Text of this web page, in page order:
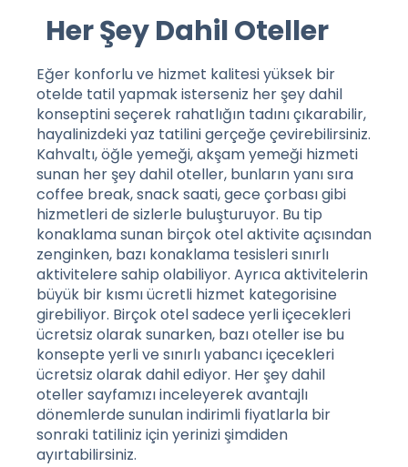
Her Şey Dahil Oteller
Eğer konforlu ve hizmet kalitesi yüksek bir
otelde tatil yapmak isterseniz her şey dahil
konseptini seçerek rahatlığın tadını çıkarabilir,
hayalinizdeki yaz tatilini gerçeğe çevirebilirsiniz.
Kahvaltı, öğle yemeği, akşam yemeği hizmeti
sunan her şey dahil oteller, bunların yanı sıra
coffee break, snack saati, gece çorbası gibi
hizmetleri de sizlerle buluşturuyor. Bu tip
konaklama sunan birçok otel aktivite açısından
zenginken, bazı konaklama tesisleri sınırlı
aktivitelere sahip olabiliyor. Ayrıca aktivitelerin
büyük bir kısmı ücretli hizmet kategorisine
girebiliyor. Birçok otel sadece yerli içecekleri
ücretsiz olarak sunarken, bazı oteller ise bu
konsepte yerli ve sınırlı yabancı içecekleri
ücretsiz olarak dahil ediyor. Her şey dahil
otellersayfamızı inceleyerek avantajlı
dönemlerde sunulan indirimli fiyatlarla bir
sonraki tatiliniz için yerinizi şimdiden
ayırtabilirsiniz.